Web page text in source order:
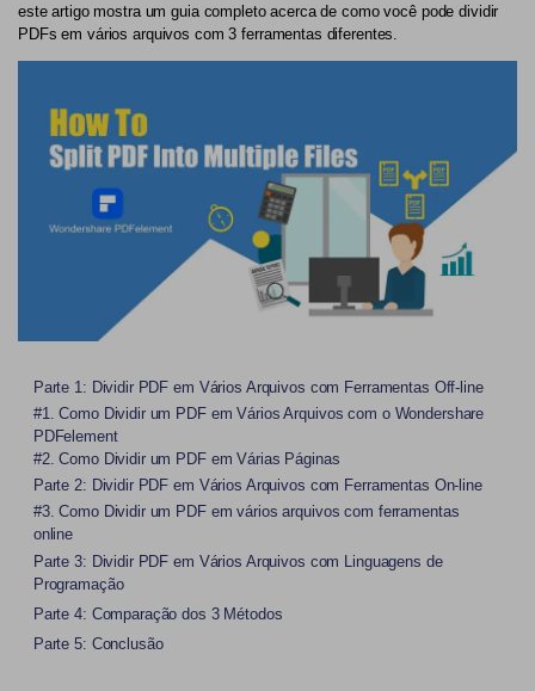
Novo PDFelement：Mais inteligente,
rápido e fácil
Do poder da IA às ferramentas em massa – o novo
PDFelement torna qualquer tarefa em PDF simples e rápida.
Compartilhar PDF
Chat com PDF
Resumidor de PDF com IA
Tradutor de PDF com IA
Verificador Gramatical com IA
Conversar com Imagem
Reescrever PDF com IA
Explicar PDF com IA
Conversar com Documento
Gerador de imagens com IA
Todos os recursos do PDF
Freelancer
Histórias de clientes
Avaliações de clientes
Prêmios G2
Comparação de software PDF
Guia do usuário
PDFelement para Mac
PDFelement para iOS
PDFelement para Android
Vídeos Tutoriais
Suporte
Contatar Suporte
este artigo mostra um guia completo acerca de como você pode dividir
PDFs em vários arquivos com 3 ferramentas diferentes.
Parte 1: Dividir PDF em Vários Arquivos com Ferramentas Off-line
#1. Como Dividir um PDF em Vários Arquivos com o Wondershare
PDFelement
#2. Como Dividir um PDF em Várias Páginas
Parte 2: Dividir PDF em Vários Arquivos com Ferramentas On-line
#3. Como Dividir um PDF em vários arquivos com ferramentas
online
Parte 3: Dividir PDF em Vários Arquivos com Linguagens de
Programação
Parte 4: Comparação dos 3 Métodos
Parte 5: Conclusão